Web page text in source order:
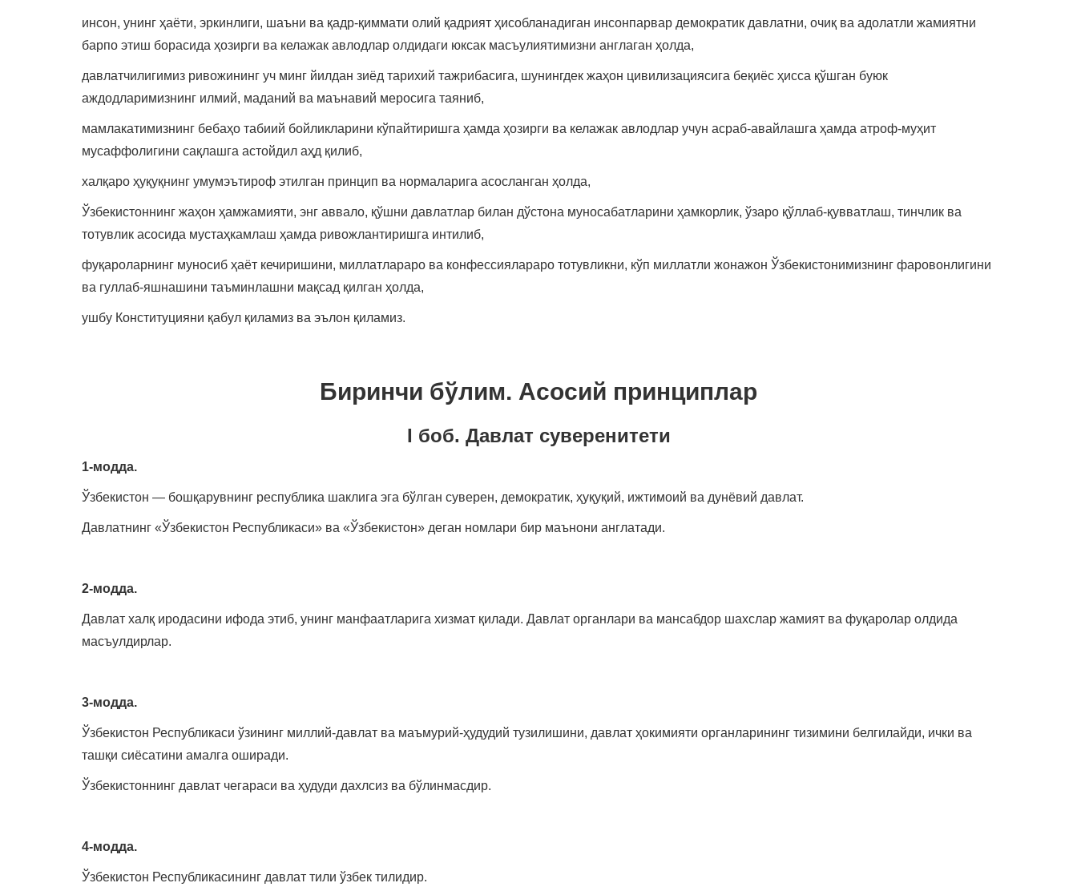
инсон, унинг ҳаёти, эркинлиги, шаъни ва қадр-қиммати олий қадрият ҳисобланадиган инсонпарвар демократик давлатни, очиқ ва адолатли жамиятни
барпо этиш борасида ҳозирги ва келажак авлодлар олдидаги юксак масъулиятимизни англаган ҳолда,
давлатчилигимиз ривожининг уч минг йилдан зиёд тарихий тажрибасига, шунингдек жаҳон цивилизациясига беқиёс ҳисса қўшган буюк
аждодларимизнинг илмий, маданий ва маънавий меросига таяниб,
мамлакатимизнинг бебаҳо табиий бойликларини кўпайтиришга ҳамда ҳозирги ва келажак авлодлар учун асраб-авайлашга ҳамда атроф-муҳит
мусаффолигини сақлашга астойдил аҳд қилиб,
халқаро ҳуқуқнинг умумэътироф этилган принцип ва нормаларига асосланган ҳолда,
Ўзбекистоннинг жаҳон ҳамжамияти, энг аввало, қўшни давлатлар билан дўстона муносабатларини ҳамкорлик, ўзаро қўллаб-қувватлаш, тинчлик ва
тотувлик асосида мустаҳкамлаш ҳамда ривожлантиришга интилиб,
фуқароларнинг муносиб ҳаёт кечиришини, миллатлараро ва конфессиялараро тотувликни, кўп миллатли жонажон Ўзбекистонимизнинг фаровонлигини
ва гуллаб-яшнашини таъминлашни мақсад қилган ҳолда,
ушбу Конституцияни қабул қиламиз ва эълон қиламиз.
Биринчи бўлим. Асосий принциплар
I боб. Давлат суверенитети
1-модда.
Ўзбекистон — бошқарувнинг республика шаклига эга бўлган суверен, демократик, ҳуқуқий, ижтимоий ва дунёвий давлат.
Давлатнинг «Ўзбекистон Республикаси» ва «Ўзбекистон» деган номлари бир маънони англатади.
2-модда.
Давлат халқ иродасини ифода этиб, унинг манфаатларига хизмат қилади. Давлат органлари ва мансабдор шахслар жамият ва фуқаролар олдида
масъулдирлар.
3-модда.
Ўзбекистон Республикаси ўзининг миллий-давлат ва маъмурий-ҳудудий тузилишини, давлат ҳокимияти органларининг тизимини белгилайди, ички ва
ташқи сиёсатини амалга оширади.
Ўзбекистоннинг давлат чегараси ва ҳудуди дахлсиз ва бўлинмасдир.
4-модда.
Ўзбекистон Республикасининг давлат тили ўзбек тилидир.